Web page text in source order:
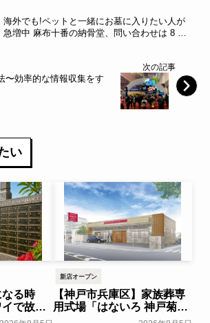
海外でも!ペットと一緒にお墓に入りたい人が
急増中 麻布十番の納骨堂、問い合わせは 8 倍
次の記事
〜効率的な情報収集をす
い
る時
で故人
の選択
新店オープン
【神戸市兵庫区】家族葬専
用式場「はないろ 神戸菊水
店」がグランドオープン！8